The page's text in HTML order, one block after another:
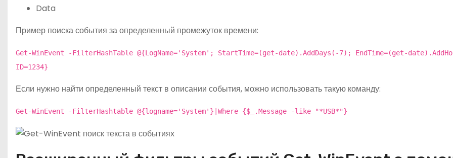
Data
Пример поиска события за определенный промежуток времени:
Get-WinEvent -FilterHashTable @{LogName='System'; StartTime=(get-date).AddDays(-7); EndTime=(get-
ID=1234}
Если нужно найти определенный текст в описании события, можно использовать такую команду:
Get-WinEvent -FilterHashtable @{logname='System'}|Where {$_.Message -like "*USB*"}